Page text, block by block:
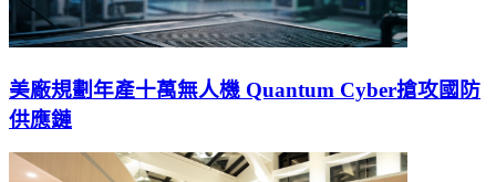
美廠規劃年產十萬無人機 Quantum Cyber搶攻國防
供應鏈